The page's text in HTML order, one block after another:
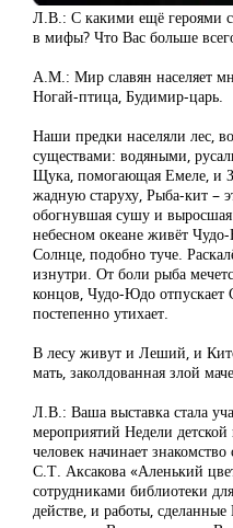
Л.В.: С какими ещё героями
в мифы? Что Вас больше
А.М.: Мир славян населяет
Ногай-птица, Будимир-царь.
Наши предки населяли лес,
существами: водяными,
Щука, помогающая Емеле, и
жадную старуху, Рыба-кит –
обогнувшая сушу и
небесном океане живёт
Солнце, подобно туче.
изнутри. От боли рыба
концов, Чудо-Юдо
постепенно утихает.
В лесу живут и Леший, и
мать, заколдованная злой
Л.В.: Ваша выставка стала
мероприятий Недели детской
человек начинает
С.Т. Аксакова «Аленький
сотрудниками библиотеки
действе, и работы,